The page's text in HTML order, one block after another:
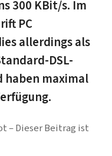
300 KBit/s. Im
PC
allerdings als
DSL-
haben maximal
Dieser Beitrag ist